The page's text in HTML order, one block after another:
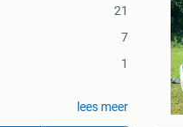
21
7
1
lees meer